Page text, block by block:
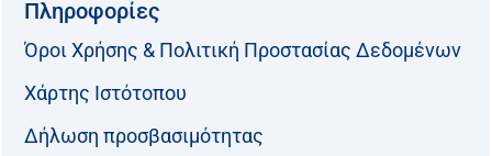
Πληροφορίες
Όροι Χρήσης & Πολιτική Προστασίας Δεδομένων
Χάρτης Ιστότοπου
Δήλωση προσβασιμότητας